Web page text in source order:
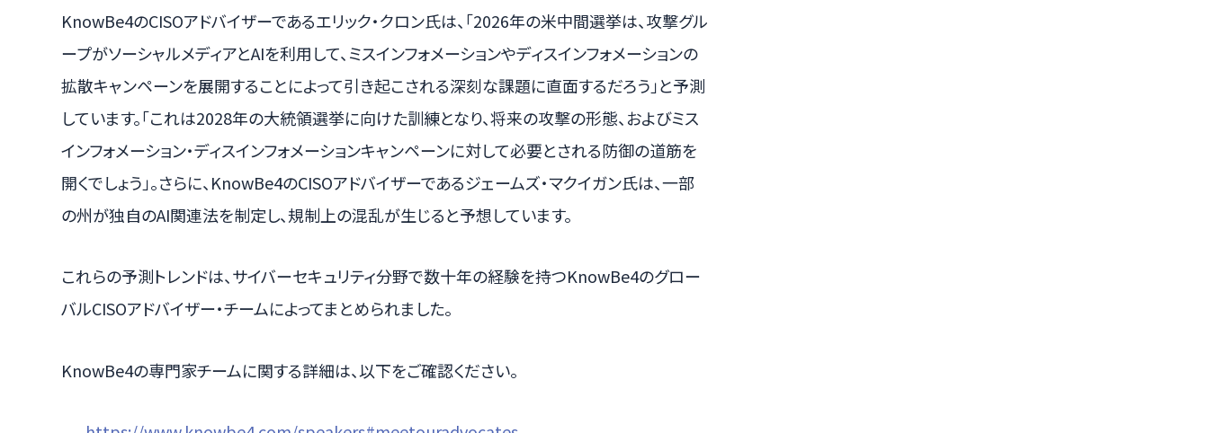
KnowBe4のCISOアドバイザーであるエリック・クロン氏は、「2026年の米中間選挙は、攻撃グル
ープがソーシャルメディアとAIを利用して、ミスインフォメーションやディスインフォメーションの
拡散キャンペーンを展開することによって引き起こされる深刻な課題に直面するだろう」と予測
しています。「これは2028年の大統領選挙に向けた訓練となり、将来の攻撃の形態、およびミス
インフォメーション・ディスインフォメーションキャンペーンに対して必要とされる防御の道筋を
開くでしょう」。さらに、KnowBe4のCISOアドバイザーであるジェームズ・マクイガン氏は、一部
の州が独自のAI関連法を制定し、規制上の混乱が生じると予想しています。
これらの予測トレンドは、サイバーセキュリティ分野で数十年の経験を持つKnowBe4のグロー
バルCISOアドバイザー・チームによってまとめられました。
KnowBe4の専門家チームに関する詳細は、以下をご確認ください。